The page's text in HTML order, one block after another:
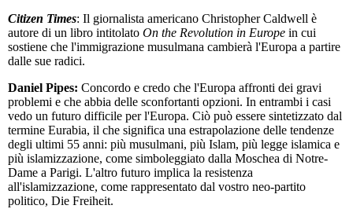
Citizen Times: Il giornalista americano Christopher Caldwell è
autore di un libro intitolato On the Revolution in Europe in cui
sostiene che l'immigrazione musulmana cambierà l'Europa a partire
dalle sue radici.
Daniel Pipes: Concordo e credo che l'Europa affronti dei gravi
problemi e che abbia delle sconfortanti opzioni. In entrambi i casi
vedo un futuro difficile per l'Europa. Ciò può essere sintetizzato dal
termine Eurabia, il che significa una estrapolazione delle tendenze
degli ultimi 55 anni: più musulmani, più Islam, più legge islamica e
più islamizzazione, come simboleggiato dalla Moschea di Notre-
Dame a Parigi. L'altro futuro implica la resistenza
all'islamizzazione, come rappresentato dal vostro neo-partito
politico, Die Freiheit.